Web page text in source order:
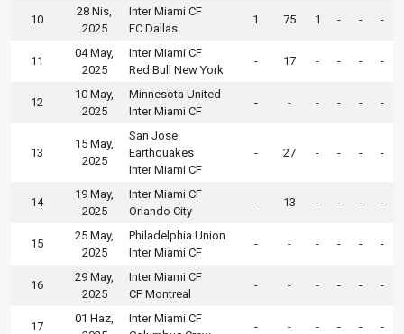
10
28 Nis,
2025
Inter Miami CF
FC Dallas
1 75 1 - - -
11
04 May,
2025
Inter Miami CF
Red Bull New York
- 17 - - - -
12
10 May,
2025
Minnesota United
Inter Miami CF
- - - - - -
13
15 May,
2025
San Jose
Earthquakes
Inter Miami CF
- 27 - - - -
14
19 May,
2025
Inter Miami CF
Orlando City
- 13 - - - -
15
25 May,
2025
Philadelphia Union
Inter Miami CF
- - - - - -
16
29 May,
2025
Inter Miami CF
CF Montreal
- - - - - -
17
01 Haz,
Inter Miami CF
- - - - - -